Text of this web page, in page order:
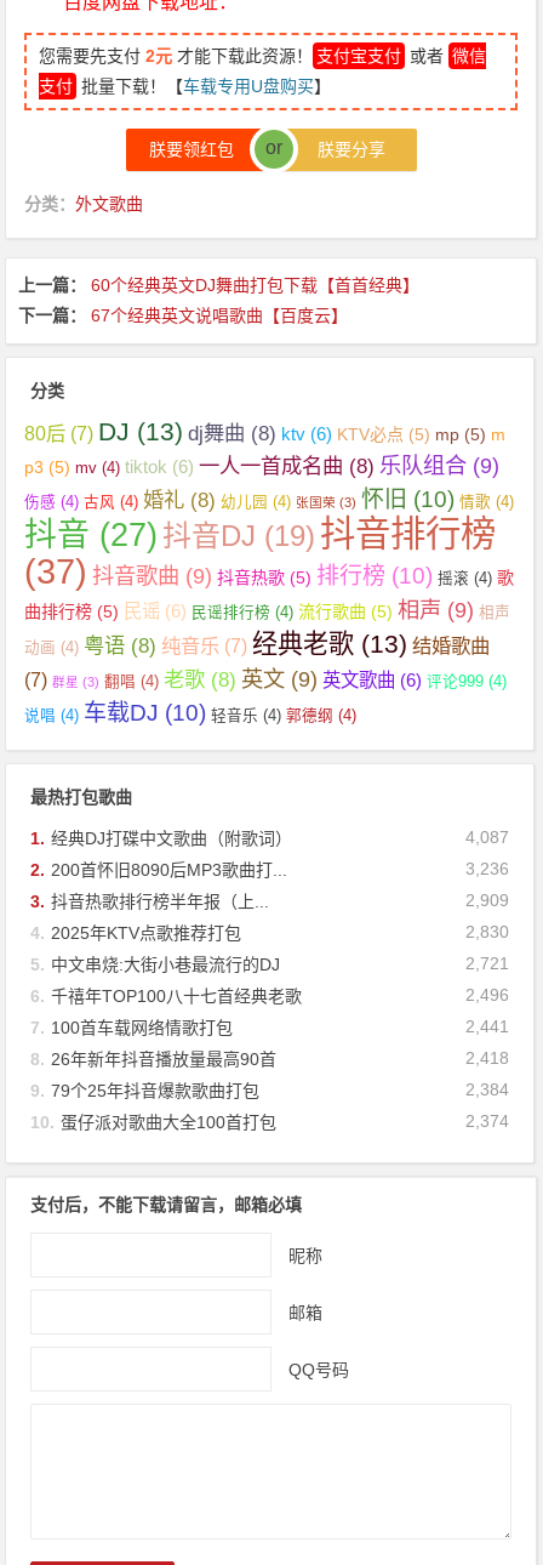
您需要先支付2元 才能下载此资源！ 支付宝支付 或者 微信
支付 批量下载！【车载专用U盘购买】
朕要领红包 or 朕要分享
分类：外文歌曲
上一篇：
60个经典英文DJ舞曲打包下载【首首经典】
下一篇：
67个经典英文说唱歌曲【百度云】
分类
80后 (7) DJ (13) dj舞曲 (8) ktv (6) KTV必点 (5) mp (5) m
p3 (5) mv (4) tiktok (6) 一人一首成名曲 (8) 乐队组合 (9)
伤感 (4) 古风 (4) 婚礼 (8) 幼儿园 (4) 张国荣 (3) 怀旧 (10) 情歌 (4)
抖音 (27) 抖音DJ (19) 抖音排行榜
(37) 抖音歌曲 (9) 抖音热歌 (5) 排行榜 (10) 摇滚 (4) 歌
曲排行榜 (5) 民谣 (6) 民谣排行榜 (4) 流行歌曲 (5) 相声 (9) 相声
动画 (4) 粤语 (8) 纯音乐 (7) 经典老歌 (13) 结婚歌曲
(7) 群星 (3) 翻唱 (4) 老歌 (8) 英文 (9) 英文歌曲 (6) 评论999 (4)
说唱 (4) 车载DJ (10) 轻音乐 (4) 郭德纲 (4)
最热打包歌曲
4,087
1. 经典DJ打碟中文歌曲（附歌词）
3,236
2. 200首怀旧8090后MP3歌曲打...
2,909
3. 抖音热歌排行榜半年报（上...
2,830
4. 2025年KTV点歌推荐打包
2,721
5. 中文串烧:大街小巷最流行的DJ
2,496
6. 千禧年TOP100八十七首经典老歌
2,441
7. 100首车载网络情歌打包
2,418
8. 26年新年抖音播放量最高90首
2,384
9. 79个25年抖音爆款歌曲打包
2,374
10. 蛋仔派对歌曲大全100首打包
支付后，不能下载请留言，邮箱必填
昵称
邮箱
QQ号码